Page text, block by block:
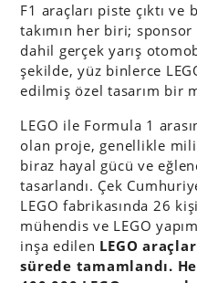
F1 araçları piste çıktı
takımın her biri;
dahil gerçek yarış
şekilde, yüz binlerce
edilmiş özel tasarım bir
LEGO ile Formula 1
olan proje, genellikle
biraz hayal gücü ve
tasarlandı. Çek
LEGO fabrikasında 26
mühendis ve LEGO
inşa edilen LEGO
sürede tamamlandı.